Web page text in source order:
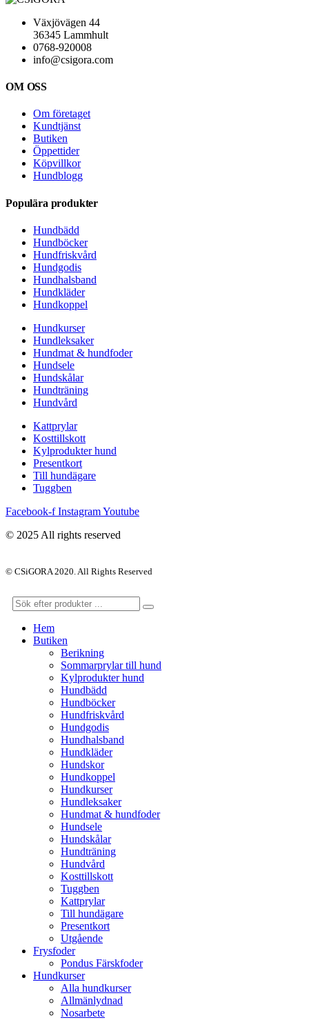
Växjövägen 44
36345 Lammhult
0768-920008
info@csigora.com
OM OSS
Om företaget
Kundtjänst
Butiken
Öppettider
Köpvillkor
Hundblogg
Populära produkter
Hundbädd
Hundböcker
Hundfriskvård
Hundgodis
Hundhalsband
Hundkläder
Hundkoppel
Hundkurser
Hundleksaker
Hundmat & hundfoder
Hundsele
Hundskålar
Hundträning
Hundvård
Kattprylar
Kosttillskott
Kylprodukter hund
Presentkort
Till hundägare
Tuggben
Facebook-f InstagramYoutube
© 2025 All rights reserved
© CSiGORA 2020. All Rights Reserved
Hem
Butiken
Berikning
Sommarprylar till hund
Kylprodukter hund
Hundbädd
Hundböcker
Hundfriskvård
Hundgodis
Hundhalsband
Hundkläder
Hundskor
Hundkoppel
Hundkurser
Hundleksaker
Hundmat & hundfoder
Hundsele
Hundskålar
Hundträning
Hundvård
Kosttillskott
Tuggben
Kattprylar
Till hundägare
Presentkort
Utgående
Frysfoder
Pondus Färskfoder
Hundkurser
Alla hundkurser
Allmänlydnad
Nosarbete